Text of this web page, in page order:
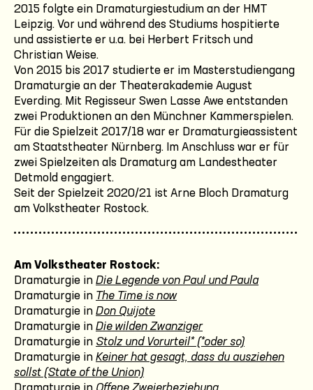
2015 folgte ein Dramaturgiestudium an der HMT
Leipzig. Vor und während des Studiums hospitierte
und assistierte er u.a. bei Herbert Fritsch und
Christian Weise.
Von 2015 bis 2017 studierte er im Masterstudiengang
Dramaturgie an der Theaterakademie August
Everding. Mit Regisseur Swen Lasse Awe entstanden
zwei Produktionen an den Münchner Kammerspielen.
Für die Spielzeit 2017/18 war er Dramaturgieassistent
am Staatstheater Nürnberg. Im Anschluss war er für
zwei Spielzeiten als Dramaturg am Landestheater
Detmold engagiert.
Seit der Spielzeit 2020/21 ist Arne Bloch Dramaturg
am Volkstheater Rostock.
Am Volkstheater Rostock:
Dramaturgie in Die Legende von Paul und Paula
Dramaturgie in The Time is now
Dramaturgie in Don Quijote
Dramaturgie in Die wilden Zwanziger
Dramaturgie in Stolz und Vorurteil* (*oder so)
Dramaturgie in Keiner hat gesagt, dass du ausziehen
sollst (State of the Union)